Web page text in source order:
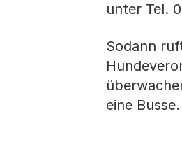
unter Tel.
Sodann
eine Busse.